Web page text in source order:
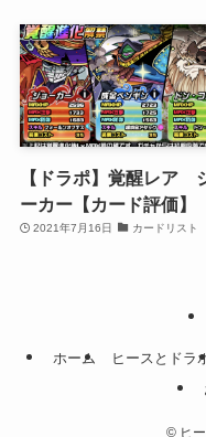
【ドラポ】覚醒レア
ーカー【カード評価】
2021年7月16日 カードリスト
ホーム ヒースとドラ
©ヒー